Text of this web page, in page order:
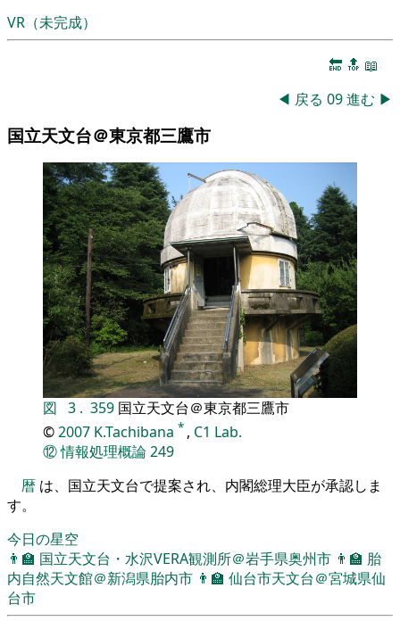
VR（未完成）
🔚 🔝 📖
◀ 戻る 09進む ▶
国立天文台＠東京都三鷹市
図 3 . 359 国立天文台＠東京都三鷹市
©2007 K.Tachibana * , C1 Lab.
⑫情報処理概論249
暦 は、国立天文台で提案され、内閣総理大臣が承認しま
す。
今日の星空
👨‍🏫 国立天文台・水沢VERA観測所＠岩手県奥州市 👨‍🏫 胎
内自然天文館＠新潟県胎内市 👨‍🏫 仙台市天文台＠宮城県仙
台市